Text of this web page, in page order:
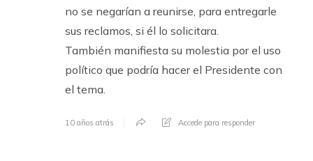
no se negarían a reunirse, para entregarle
sus reclamos, si él lo solicitara.
También manifiesta su molestia por el uso
político que podría hacer el Presidente con
el tema.
10 años atrás Accede para responder